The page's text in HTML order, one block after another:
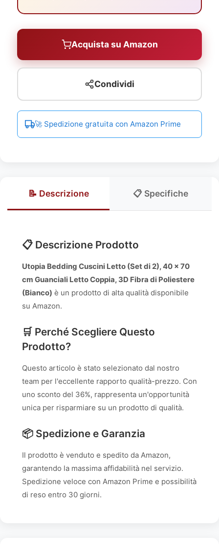
Acquista su Amazon
Condividi
🚀 Spedizione gratuita con Amazon Prime
📝 Descrizione 📋 Specifiche
📋 Descrizione Prodotto
Utopia Bedding Cuscini Letto (Set di 2), 40 x 70
cm Guanciali Letto Coppia, 3D Fibra di Poliestere
(Bianco) è un prodotto di alta qualità disponibile
su Amazon.
🛒 Perché Scegliere Questo
Prodotto?
Questo articolo è stato selezionato dal nostro
team per l'eccellente rapporto qualità-prezzo. Con
uno sconto del 36%, rappresenta un'opportunità
unica per risparmiare su un prodotto di qualità.
📦 Spedizione e Garanzia
Il prodotto è venduto e spedito da Amazon,
garantendo la massima affidabilità nel servizio.
Spedizione veloce con Amazon Prime e possibilità
di reso entro 30 giorni.